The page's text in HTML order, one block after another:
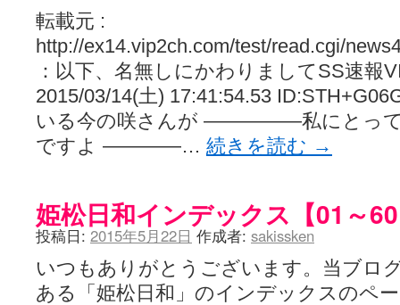
転載元 :
http://ex14.vip2ch.com/test/read.cgi/
：以下、名無しにかわりましてSS速報
2015/03/14(土) 17:41:54.53
いる今の咲さんが ―――――私にとって
ですよ ――――… 続きを読む →
姫松日和インデックス【01～
投稿日: 2015年5月22日 作成者: sakissken
いつもありがとうございます。当ブロ
ある「姫松日和」のインデックスのペ